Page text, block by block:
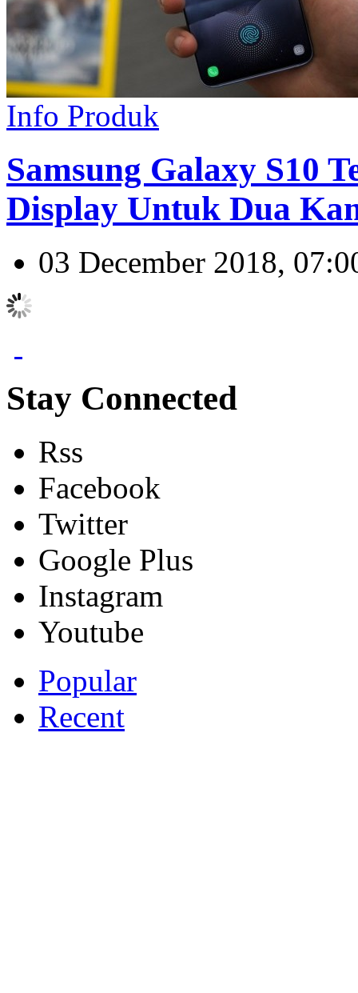
Info Produk
Samsung Galaxy S10
Display Untuk Dua
03 December 2018,
Stay Connected
Rss
Facebook
Twitter
Google Plus
Instagram
Youtube
Popular
Recent